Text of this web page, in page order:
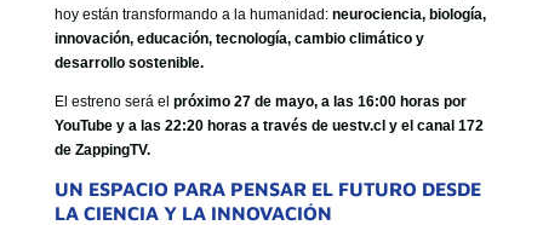
hoy están transformando a la humanidad: neurociencia, biología,
innovación, educación, tecnología, cambio climático y
desarrollo sostenible.
El estreno será el próximo 27 de mayo, a las 16:00 horas por
YouTube y a las 22:20 horas a través de uestv.cl y el canal 172
de ZappingTV.
UN ESPACIO PARA PENSAR EL FUTURO DESDE
LA CIENCIA Y LA INNOVACIÓN